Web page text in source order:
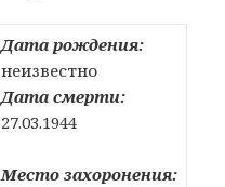
Дата рождения:
неизвестно
Дата смерти:
27.03.1944
Место захоронения: